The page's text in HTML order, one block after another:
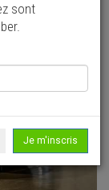
sont
Je m'inscris